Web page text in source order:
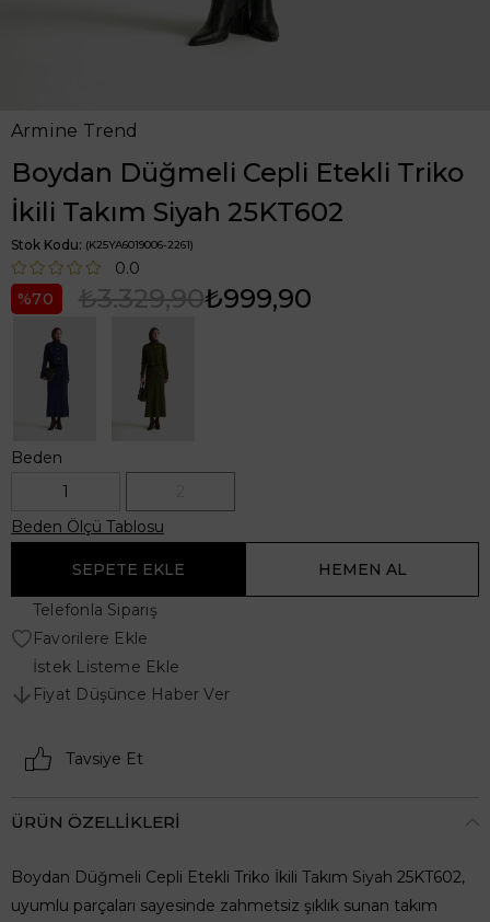
Armine Trend
Boydan Düğmeli Cepli Etekli Triko
İkili Takım Siyah 25KT602
Stok Kodu (K25YA6019006-2261)
0.0
70
₺3.329,90₺999,90
Beden
1
Beden Ölçü Tablosu
Telefonla Sipariş
Favorilere Ekle
İstek Listeme Ekle
Fiyat Düşünce Haber Ver
Tavsiye Et
ÜRÜN ÖZELLIKLERI
Boydan Düğmeli Cepli Etekli Triko İkili Takım Siyah 25KT602,
uyumlu parçaları sayesinde zahmetsiz şıklık sunan takım